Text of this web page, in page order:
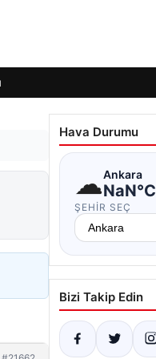
Hava Durumu
☁Ankara
NaN°C
ŞEHIR SEÇ
Bizi Takip Edin